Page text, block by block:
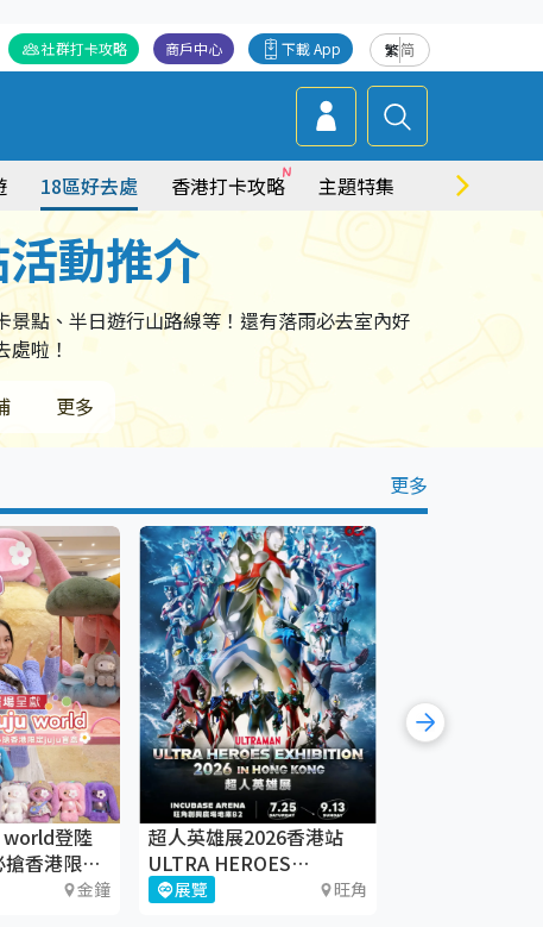
繁简
下載 App
商戶中心
社群打卡攻略
18區好去處 香港打卡攻略 主題特集 商場情報
動推介
點、半日遊行山路線等！還有落雨必去室內好
啦！
更多
更多
登陸
香港限定
金鐘
超人英雄展2026香港站
ULTRA HEROES
EXHIBITION
展覽 旺角